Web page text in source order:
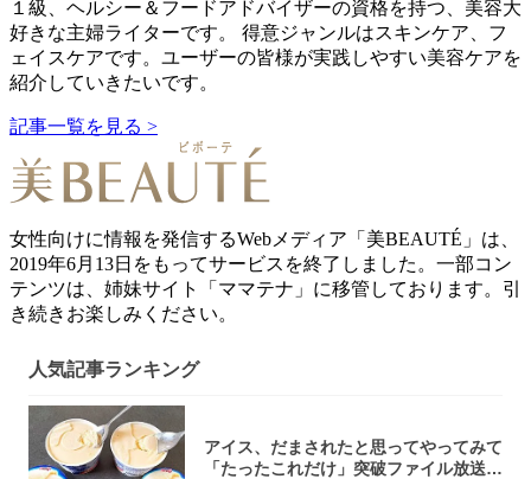
１級、ヘルシー＆フードアドバイザーの資格を持つ、美容大
好きな主婦ライターです。 得意ジャンルはスキンケア、フ
ェイスケアです。ユーザーの皆様が実践しやすい美容ケアを
紹介していきたいです。
記事一覧を見る >
女性向けに情報を発信するWebメディア「美BEAUTÉ」は、
2019年6月13日をもってサービスを終了しました。一部コン
テンツは、姉妹サイト「ママテナ」に移管しております。引
き続きお楽しみください。
人気記事ランキング
アイス、だまされたと思ってやってみて
「たったこれだけ」突破ファイル放送で